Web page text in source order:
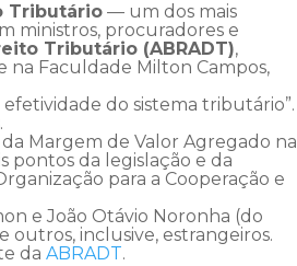
Tributário — um dos mais
ministros, procuradores e
Tributário (ABRADT),
na Faculdade Milton Campos,
do sistema tributário”.
Margem de Valor Agregado na
pontos da legislação e da
para a Cooperação e
e João Otávio Noronha (do
outros, inclusive, estrangeiros.
da ABRADT.